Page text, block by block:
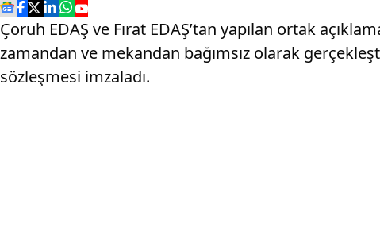
Çoruh EDAŞ ve Fırat EDAŞ’tan yapılan ortak
zamandan ve mekandan bağımsız olarak
sözleşmesi imzaladı.